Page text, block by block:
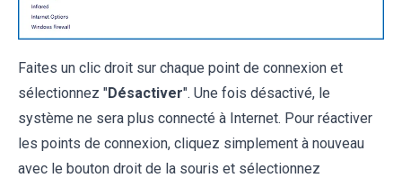
Faites un clic droit sur chaque point de connexion et
sélectionnez "Désactiver". Une fois désactivé, le
système ne sera plus connecté à Internet. Pour réactiver
les points de connexion, cliquez simplement à nouveau
avec le bouton droit de la souris et sélectionnez